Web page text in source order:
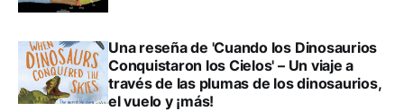
Una reseña de 'Cuando los Dinosaurios
Conquistaron los Cielos' – Un viaje a
través de las plumas de los dinosaurios,
el vuelo y ¡más!